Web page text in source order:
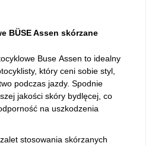
BÜSEAssen skórzane
Buse Assen to idealny
który ceni sobie styl,
podczas jazdy. Spodnie
jakości skóry bydlęcej, co
na uszkodzenia
stosowania skórzanych